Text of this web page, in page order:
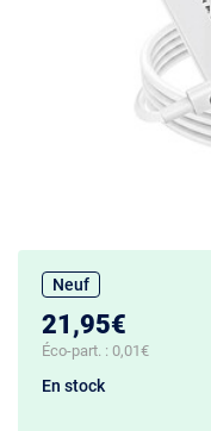
Neuf
21,95€
Éco-part. : 0,01€
En stock